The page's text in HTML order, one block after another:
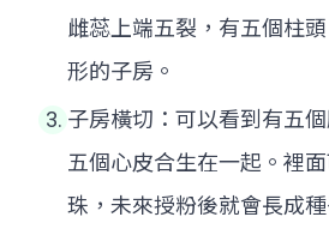
雌蕊上端五裂，有五個柱
形的子房。
子房橫切：可以看到有五
五個心皮合生在一起。裡
珠，未來授粉後就會長成